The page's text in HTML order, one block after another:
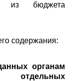
из бюджета
содержания:
органам
отдельных